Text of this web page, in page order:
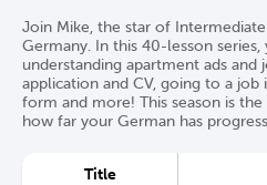
Join Mike, the star of
Germany. In this 40-lesson
understanding apartment ads and
application and CV, going to a
form and more! This season is
how far your German has
Title